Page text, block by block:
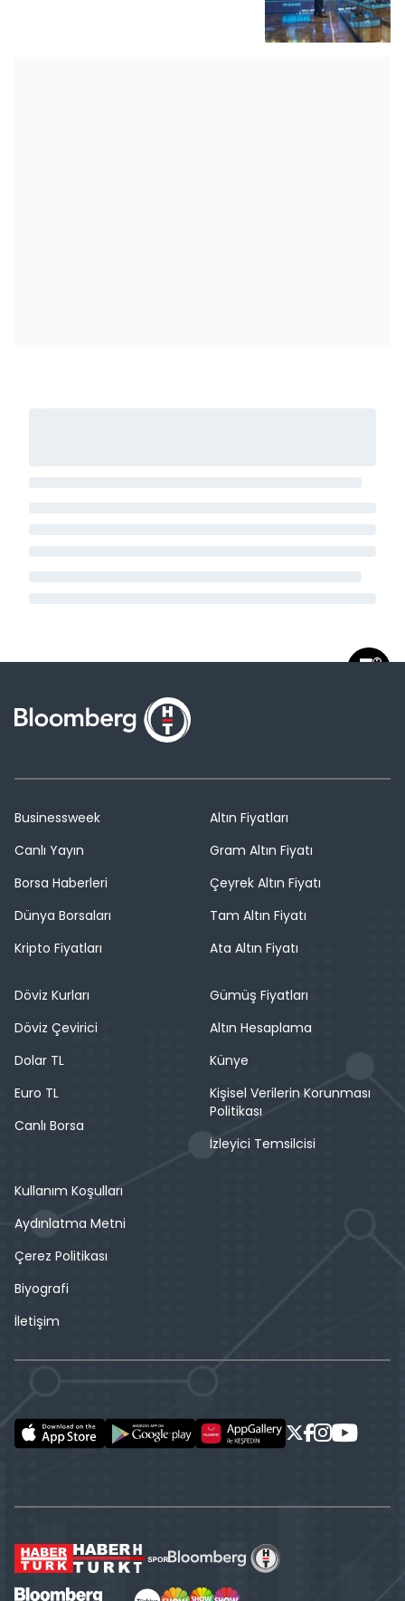
Businessweek
Canlı Yayın
Borsa Haberleri
Dünya Borsaları
Kripto Fiyatları
Altın Fiyatları
Gram Altın Fiyatı
Çeyrek Altın Fiyatı
Tam Altın Fiyatı
Ata Altın Fiyatı
Döviz Kurları
Döviz Çevirici
Dolar TL
Euro TL
Canlı Borsa
Gümüş Fiyatları
Altın Hesaplama
Künye
Kişisel Verilerin Korunması
Politikası
İzleyici Temsilcisi
Kullanım Koşulları
Aydınlatma Metni
Çerez Politikası
Biyografi
İletişim